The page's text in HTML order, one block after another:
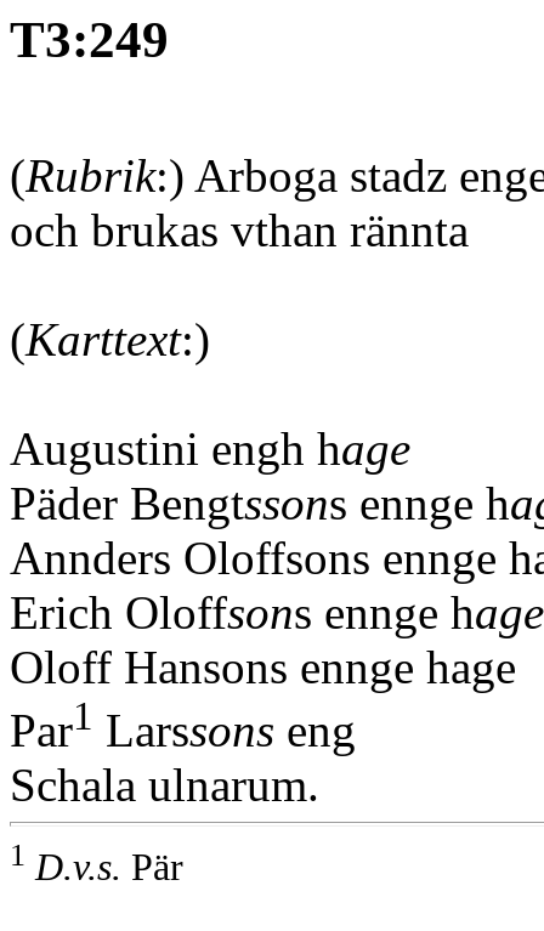
T3:249
(Rubrik:) Arboga stadz
och brukas vthan rännta
(Karttext:)
Augustini engh hage
Päder Bengtssons ennge h
Annders Oloffsons ennge
Erich Oloffsons ennge hage
Oloff Hansons ennge hage
Par1 Larssons eng
Schala ulnarum.
1 D.v.s. Pär